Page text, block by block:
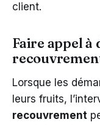
client.
Faire appel à
Lorsque les
leurs fruits,
recouvrement